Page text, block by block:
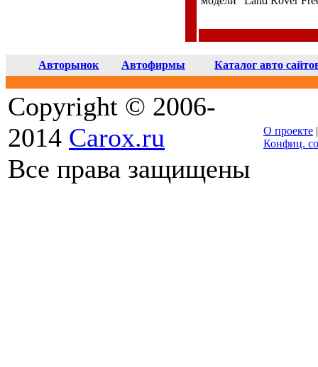
Авторынок Автофирмы Каталог авто
Copyright © 2006-
2014 Carox.ru
Все права защищены
О проекте
Конфиц.